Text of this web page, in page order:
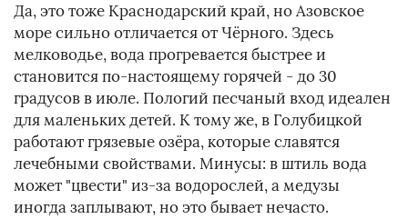
Да, это тоже Краснодарский край, но Азовское
море сильно отличается от Чёрного. Здесь
мелководье, вода прогревается быстрее и
становится по-настоящему горячей - до 30
градусов в июле. Пологий песчаный вход идеален
для маленьких детей. К тому же, в Голубицкой
работают грязевые озёра, которые славятся
лечебными свойствами. Минусы: в штиль вода
может "цвести" из-за водорослей, а медузы
иногда заплывают, но это бывает нечасто.